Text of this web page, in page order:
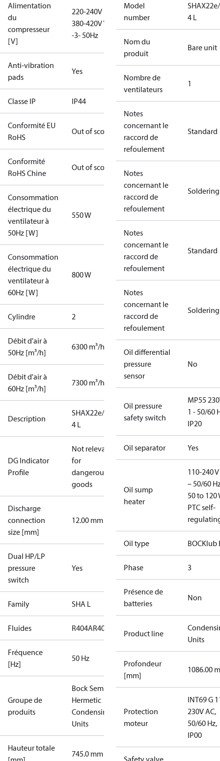
Alimentation
du
compresseur
[V]
220-240V D /
380-420V Y
-3- 50Hz
Anti-vibration
pads
Yes
Classe IP IP44
Conformité EU
RoHS
Out of scope
Conformité
RoHS Chine
Out of scope
Consommation
électrique du
ventilateur à
50Hz [W]
550 W
Consommation
électrique du
ventilateur à
60Hz [W]
800 W
Cylindre 2
Débit d'air à
50Hz [m³/h]
6300 m³/h
Débit d'air à
60Hz [m³/h]
7300 m³/h
Description
SHAX22e/125-
4 L
DG Indicator
Profile
Not relevant
for
dangerous
goods
Discharge
connection
size [mm]
12.00 mm
Dual HP/LP
pressure
switch
Yes
Family SHA L
Fluides R404AR407A
Fréquence
[Hz]
50 Hz
Groupe de
produits
Bock Semi-
Hermetic
Condensing
Units
Hauteur totale
745.0 mm
Model
number
4 L
Nom du
produit
Bare unit
Nombre de
ventilateurs
1
Notes
concernant le
raccord de
refoulement
Standard
Notes
concernant le
raccord de
refoulement
Soldering
Notes
concernant le
raccord de
refoulement
Standard
Notes
concernant le
raccord de
refoulement
Soldering
Oil differential
pressure
sensor
No
Oil pressure
safety switch
MP55
1 - 50/60
IP20
Oil separator Yes
Oil sump
heater
110-240
– 50/60
50 to 120
PTC self-
Oil type BOCKlub
Phase 3
Présence de
batteries
Non
Product line
Units
Profondeur
[mm]
1086.00
Protection
moteur
INT69 G
230V AC,
50/60 Hz,
IP00
Safety valve